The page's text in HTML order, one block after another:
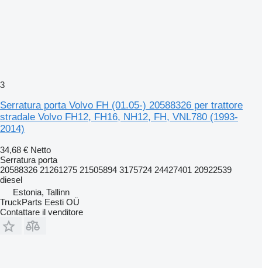
3
Serratura porta Volvo FH (01.05-) 20588326 per trattore
stradale Volvo FH12, FH16, NH12, FH, VNL780 (1993-
2014)
34,68 € Netto
Serratura porta
20588326 21261275 21505894 3175724 24427401 20922539
diesel
Estonia, Tallinn
TruckParts Eesti OÜ
Contattare il venditore